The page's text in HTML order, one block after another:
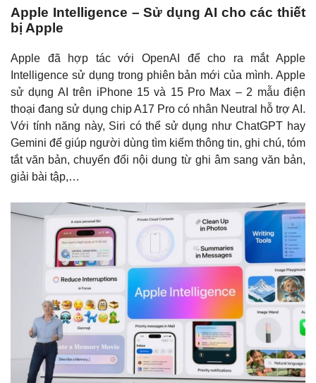
Apple Intelligence – Sử dụng AI cho các thiết
bị Apple
Apple đã hợp tác với OpenAI để cho ra mắt Apple
Intelligence sử dụng trong phiên bản mới của mình. Apple
sử dụng AI trên iPhone 15 và 15 Pro Max – 2 mẫu điện
thoại đang sử dụng chip A17 Pro có nhân Neutral hỗ trợ AI.
Với tính năng này, Siri có thể sử dụng như ChatGPT hay
Gemini để giúp người dùng tìm kiếm thông tin, ghi chú, tóm
tắt văn bản, chuyển đổi nội dung từ ghi âm sang văn bản,
giải bài tập,…